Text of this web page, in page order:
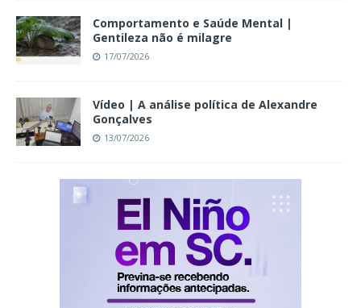
Comportamento e Saúde Mental |
Gentileza não é milagre
17/07/2026
Vídeo | A análise política de Alexandre
Gonçalves
13/07/2026